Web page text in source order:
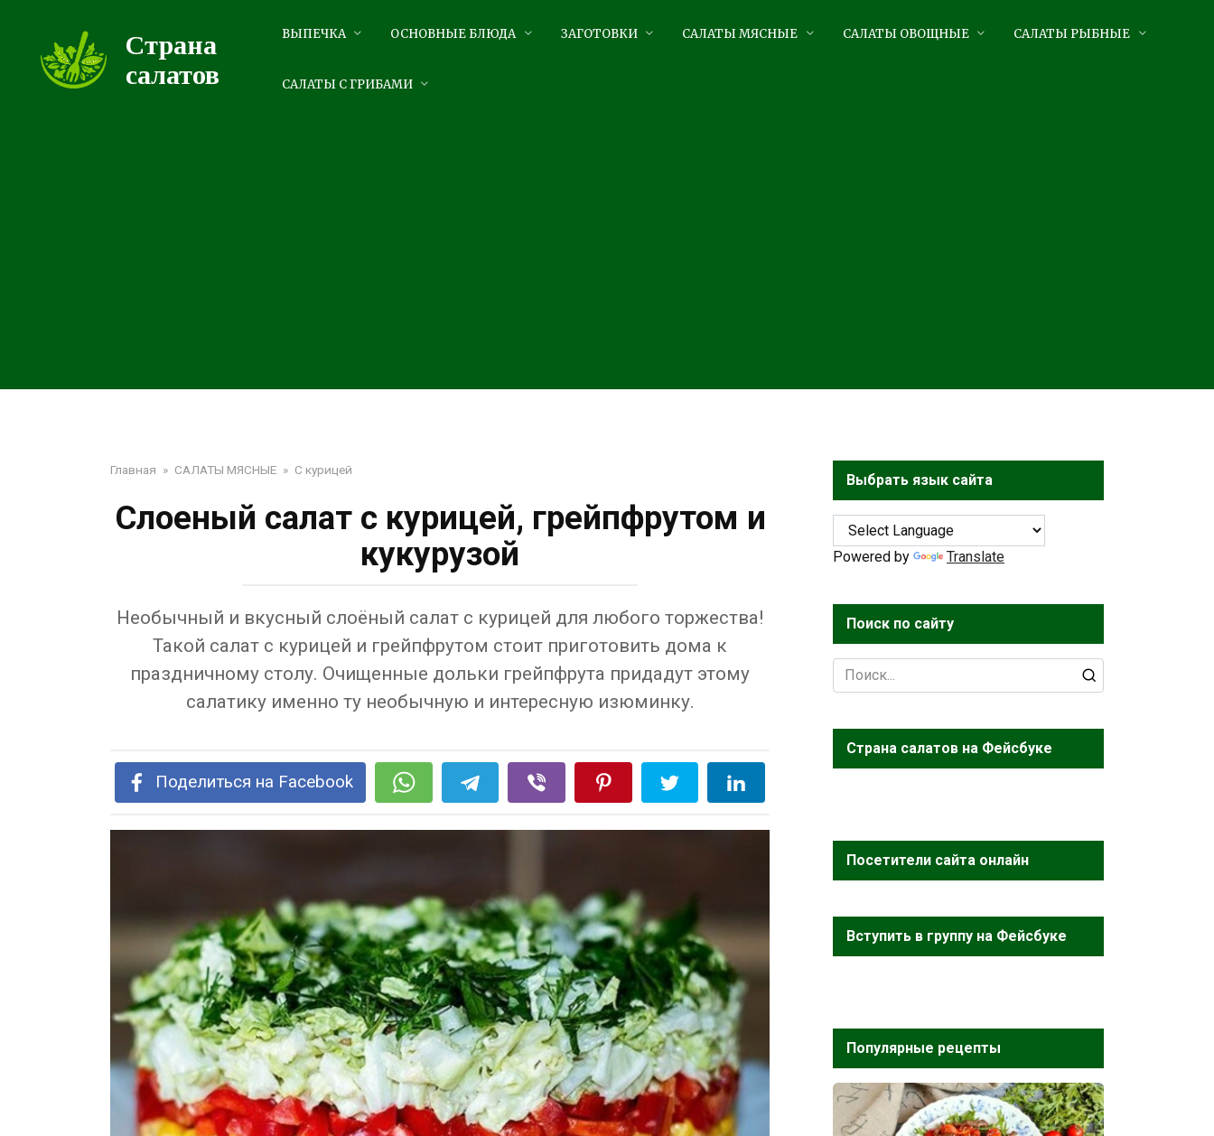
контенту
Страна
салатов
ВЫПЕЧКА ОСНОВНЫЕ БЛЮДА ЗАГОТОВКИ САЛАТЫ МЯСНЫЕ САЛАТЫ ОВОЩНЫЕ САЛАТЫ РЫБНЫЕ
САЛАТЫ С ГРИБАМИ
Главная » САЛАТЫ МЯСНЫЕ » С курицей
Слоеный салат с курицей, грейпфрутом и
кукурузой
Необычный и вкусный слоёный салат с курицей для любого торжества!
Такой салат с курицей и грейпфрутом стоит приготовить дома к
праздничному столу. Очищенные дольки грейпфрута придадут этому
салатику именно ту необычную и интересную изюминку.
Поделиться на Facebook
Выбрать язык сайта
Powered by Translate
Поиск по сайту
Search
for:
Страна салатов на Фейсбуке
Посетители сайта онлайн
Вступить в группу на Фейсбуке
Популярные рецепты